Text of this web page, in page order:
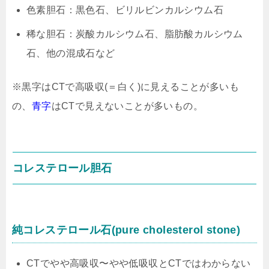
色素胆石：黒色石、ビリルビンカルシウム石
稀な胆石：炭酸カルシウム石、脂肪酸カルシウム
石、他の混成石など
※黒字はCTで高吸収(＝白く)に見えることが多いも
の、 青字はCTで見えないことが多いもの。
コレステロール胆石
純コレステロール石(pure cholesterol stone)
CTでやや高吸収〜やや低吸収とCTではわからない